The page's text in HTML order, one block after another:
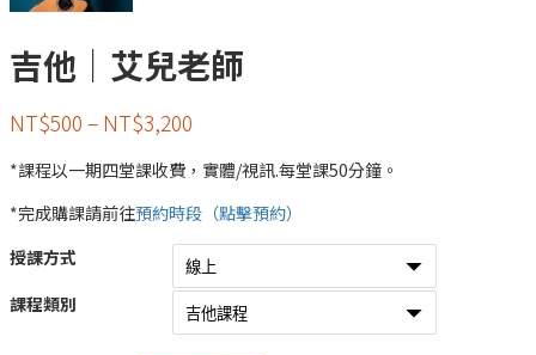
吉他｜艾兒老師
NT$500 – NT$3,200
*課程以一期四堂課收費，實體/視訊.每堂課50分鐘。
*完成購課請前往預約時段（點擊預約）
授課方式
課程類別